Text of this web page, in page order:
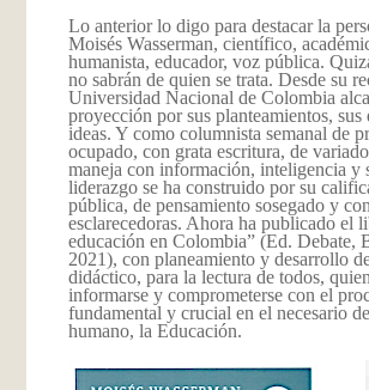
Lo anterior lo digo para destacar la
Moisés Wasserman, científico,
humanista, educador, voz pública.
no sabrán de quien se trata. Desde su
Universidad Nacional de Colombia
proyección por sus planteamientos, sus
ideas. Y como columnista semanal de
ocupado, con grata escritura, de
maneja con información, inteligencia y
liderazgo se ha construido por su
pública, de pensamiento sosegado y
esclarecedoras. Ahora ha publicado el
educación en Colombia” (Ed. Debate,
2021), con planeamiento y desarrollo
didáctico, para la lectura de todos,
informarse y comprometerse con el
fundamental y crucial en el necesario
humano, la Educación.